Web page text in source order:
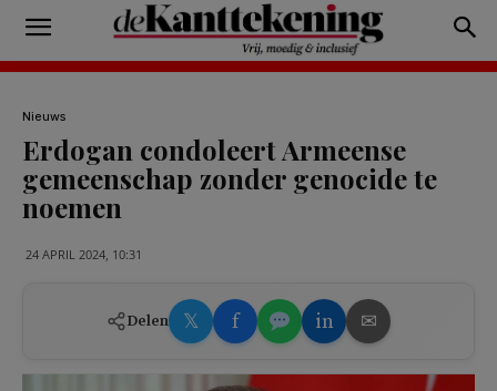
Nieuws
Erdogan condoleert Armeense
gemeenschap zonder genocide te
noemen
24 APRIL 2024, 10:31
Delen 𝕏 f in ✉